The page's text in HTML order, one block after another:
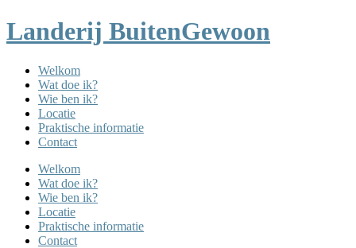
Landerij BuitenGewoon
Welkom
Wat doe ik?
Wie ben ik?
Locatie
Praktische informatie
Contact
Welkom
Wat doe ik?
Wie ben ik?
Locatie
Praktische informatie
Contact